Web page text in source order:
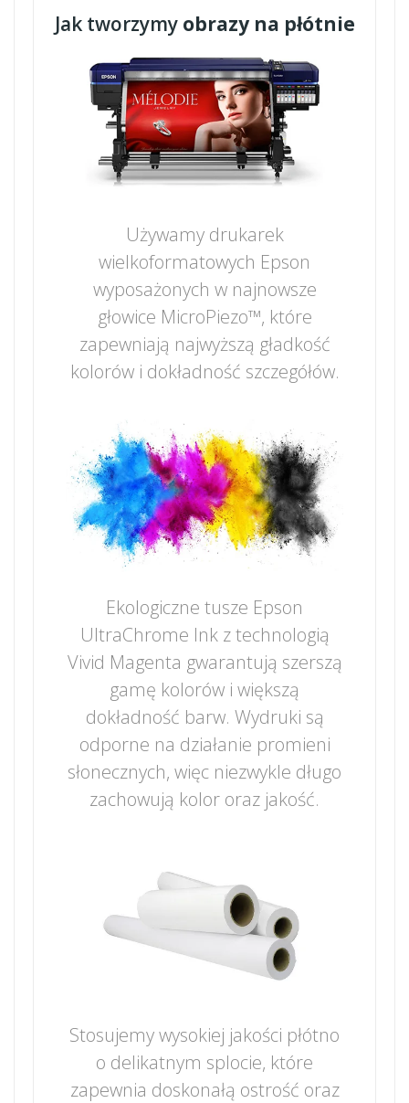
Jak tworzymyobrazy na płótnie
Używamy drukarek
wielkoformatowych Epson
wyposażonych w najnowsze
głowice MicroPiezo™, które
zapewniają najwyższą gładkość
kolorów i dokładność szczegółów.
Ekologiczne tusze Epson
UltraChrome Ink z technologią
Vivid Magenta gwarantują szerszą
gamę kolorów i większą
dokładność barw. Wydruki są
odporne na działanie promieni
słonecznych, więc niezwykle długo
zachowują kolor oraz jakość.
Stosujemy wysokiej jakości płótno
o delikatnym splocie, które
zapewnia doskonałą ostrość oraz